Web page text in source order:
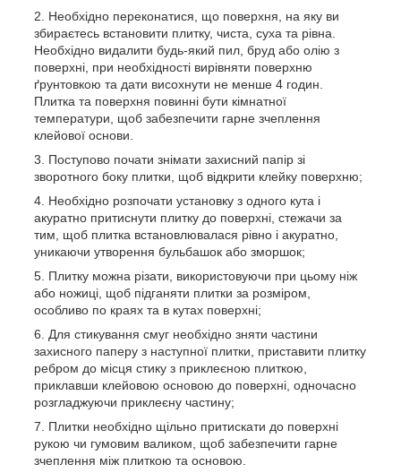
Необхідно переконатися, що поверхня, на яку ви
збираєтесь встановити плитку, чиста, суха та рівна.
Необхідно видалити будь-який пил, бруд або олію з
поверхні, при необхідності вирівняти поверхню
ґрунтовкою та дати висохнути не менше 4 годин.
Плитка та поверхня повинні бути кімнатної
температури, щоб забезпечити гарне зчеплення
клейової основи.
Поступово почати знімати захисний папір зі
зворотного боку плитки, щоб відкрити клейку поверхню;
Необхідно розпочати установку з одного кута і
акуратно притиснути плитку до поверхні, стежачи за
тим, щоб плитка встановлювалася рівно і акуратно,
уникаючи утворення бульбашок або зморшок;
Плитку можна різати, використовуючи при цьому ніж
або ножиці, щоб підганяти плитки за розміром,
особливо по краях та в кутах поверхні;
Для стикування смуг необхідно зняти частини
захисного паперу з наступної плитки, приставити плитку
ребром до місця стику з приклеєною плиткою,
приклавши клейовою основою до поверхні, одночасно
розгладжуючи приклеєну частину;
Плитки необхідно щільно притискати до поверхні
рукою чи гумовим валиком, щоб забезпечити гарне
зчеплення між плиткою та основою.